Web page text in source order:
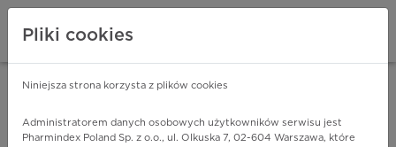
Pliki cookies
Niniejsza strona korzysta z plików cookies
Administratorem danych osobowych użytkowników serwisu jest
Pharmindex Poland Sp. z o.o., ul. Olkuska 7, 02-604 Warszawa, które
ZA DARMO - w Google Play INSTALUJ